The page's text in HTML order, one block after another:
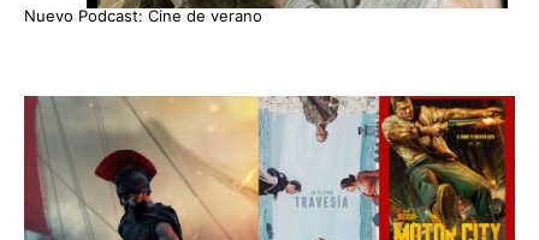
Nuevo Podcast: Cine de verano